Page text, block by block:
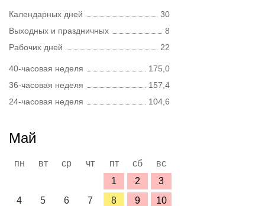
Календарных дней
30
Выходных и праздничных
8
Рабочих дней
22
40-часовая неделя
175,0
36-часовая неделя
157,4
24-часовая неделя
104,6
Май
пн вт ср чт пт сб
вс
1
2
3
4
5 6 7 8 9
10